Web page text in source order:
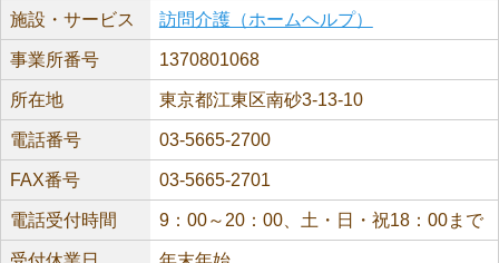
施設・サービス 訪問介護（ホームヘルプ）
事業所番号 1370801068
所在地 東京都江東区南砂3-13-10
電話番号 03-5665-2700
FAX番号 03-5665-2701
電話受付時間 9：00～20：00、土・日・祝18：00まで